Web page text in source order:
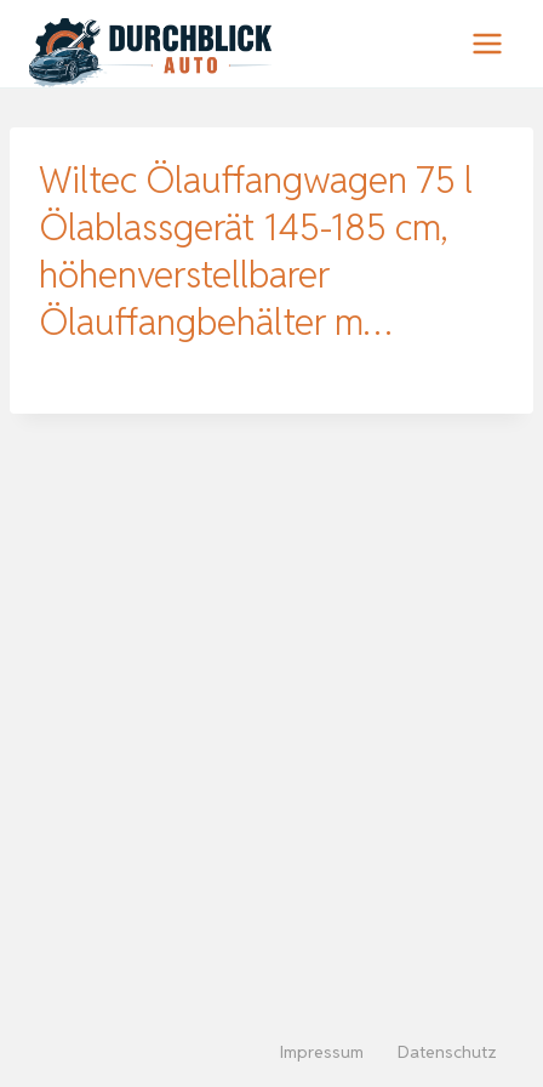
Inhalt
springen
Wiltec Ölauffangwagen 75 l
Ölablassgerät 145-185 cm,
höhenverstellbarer
Ölauffangbehälter m…
Impressum Datenschutz